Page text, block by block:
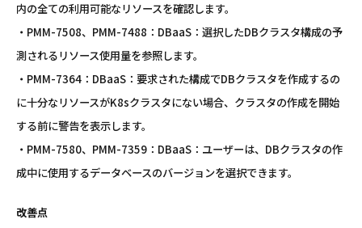
内の全ての利用可能なリソースを確認します。
・PMM-7508、PMM-7488：DBaaS：選択したDBクラスタ構成の予
測されるリソース使用量を参照します。
・PMM-7364：DBaaS：要求された構成でDBクラスタを作成するの
に十分なリソースがK8sクラスタにない場合、クラスタの作成を開始
する前に警告を表示します。
・PMM-7580、PMM-7359：DBaaS：ユーザーは、DBクラスタの作
成中に使用するデータベースのバージョンを選択できます。
改善点